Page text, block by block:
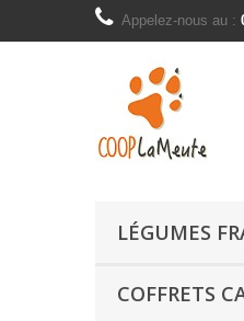
Appelez-nous au :
LÉGUMES
COFFRETS